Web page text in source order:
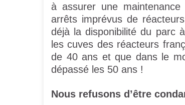
à assurer une
arrêts imprévus de
déjà la disponibilité du parc
les cuves des réacteurs
de 40 ans et que dans le
dépassé les 50 ans !
Nous refusons d’être